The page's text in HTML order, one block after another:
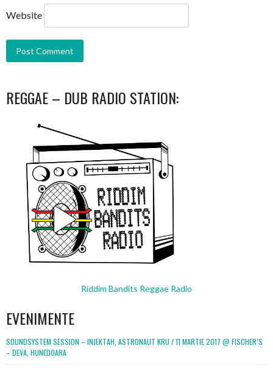
Website
REGGAE – DUB RADIO STATION:
Riddim Bandits Reggae Radio
EVENIMENTE
SOUNDSYSTEM SESSION – INJEKTAH, ASTRONAUT KRU / 11 MARTIE 2017 @ FISCHER’S
– DEVA, HUNEDOARA